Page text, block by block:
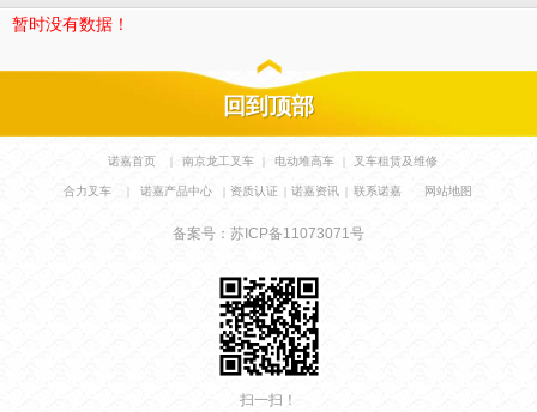
暂时没有数据！
回到顶部
|
诺嘉首页 |
南京龙工叉车 |
电动堆高车 叉车租赁及维修
|
合力叉车 |
诺嘉产品中心 |
资质认证 |
诺嘉资讯 联系诺嘉 网站地图
备案号：苏ICP备11073071号
扫一扫！